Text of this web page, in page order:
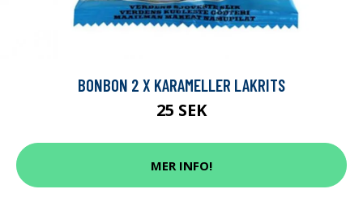
BONBON 2 X KARAMELLER LAKRITS
25 SEK
MER INFO!